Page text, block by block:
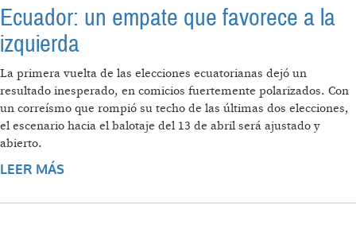
Ecuador: un empate que favorece a la
izquierda
La primera vuelta de las elecciones ecuatorianas dejó un
resultado inesperado, en comicios fuertemente polarizados. Con
un correísmo que rompió su techo de las últimas dos elecciones,
el escenario hacia el balotaje del 13 de abril será ajustado y
abierto.
LEER MÁS